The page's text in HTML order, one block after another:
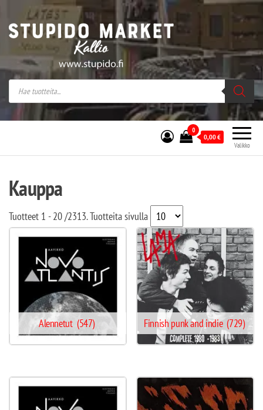
Stupido Market – verkossa ja kivijalassa
Stupido Market on vaihtoehtomusaan
erikoistunut verkko- sekä
kivijalkakauppa Helsingissä Kallion
sydämessä.
Valikko
0
0,00€
Kauppa
Tuotteet 1 - 20/2313. Tuotteita sivulla
Alennetut (547) Finnish punk and indie (729)